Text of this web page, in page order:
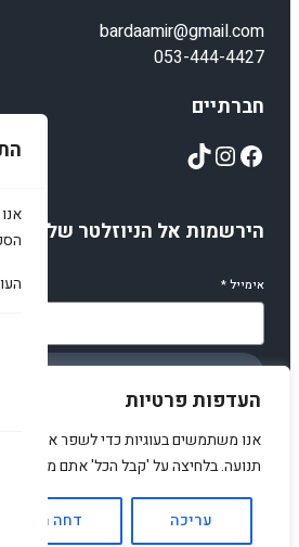
העדפות פרטיות
אנו משתמשים בעוגיות כדי לשפר את האתר,
תנועה. בלחיצה על 'קבל הכל' אתם מסכימים
עריכה דחה הכל
bardaamir@gmail.com
053-444-4427
חברתיים
Facebook
Instagram
TikTok
הירשמות אל הניוזלטר שלנו
אימייל*
© 2025 amirstuff. All rights reserved.